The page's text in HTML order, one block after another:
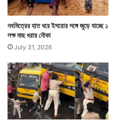
নবমিত্রের হাত ধরে ইসরোর সঙ্গে জুড়ে যাচ্ছে ১
লক্ষ মাছ ধরার নৌকা
July 31, 2026